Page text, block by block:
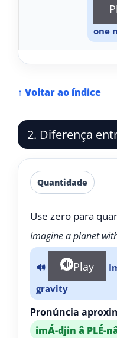
one
↑ Voltar ao índice
2. Diferença
Quantidade
Use zero para
Imagine a planet
🔊 Play
gravity
Pronúncia
imÁ-djin â PLÉ-